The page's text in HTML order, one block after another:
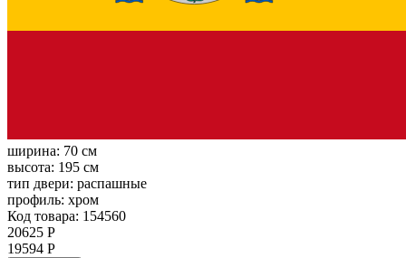
ширина: 70 см
высота: 195 см
тип двери: распашные
профиль: хром
Код товара: 154560
20625 Р
19594 Р